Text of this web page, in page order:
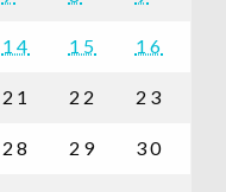
14 15 16
21 22 23
28 29 30